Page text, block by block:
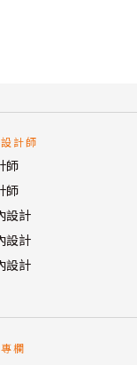
計師
師
師
設計
設計
設計
欄